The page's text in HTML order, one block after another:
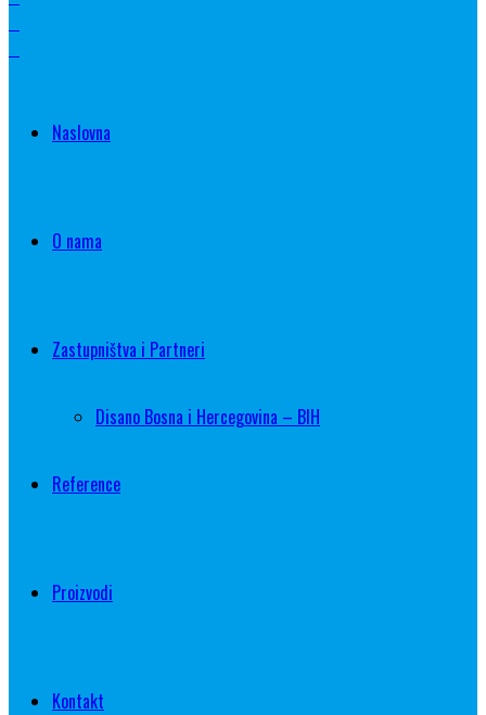
Naslovna
O nama
Zastupništva i Partneri
Disano Bosna i Hercegovina – BIH
Reference
Proizvodi
Kontakt